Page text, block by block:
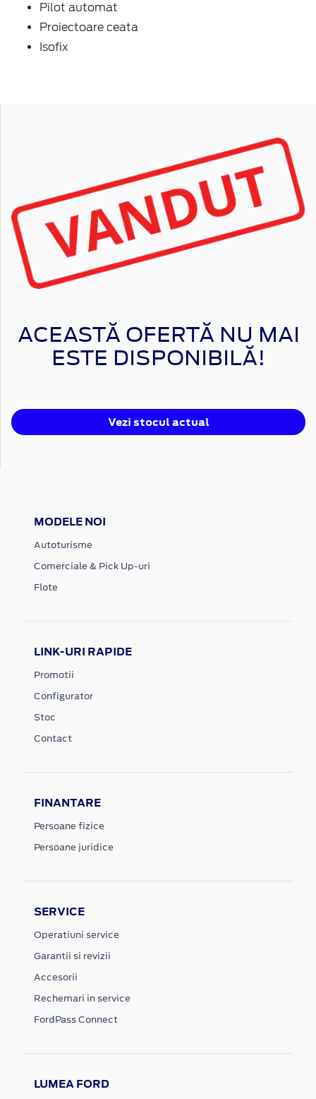
Pilot automat
Proiectoare ceata
Isofix
ACEASTĂ OFERTĂ NU MAI
ESTE DISPONIBILĂ!
Vezi stocul actual
MODELE NOI
Autoturisme
Comerciale & Pick Up-uri
Flote
LINK-URI RAPIDE
Promotii
Configurator
Stoc
Contact
FINANTARE
Persoane fizice
Persoane juridice
SERVICE
Operatiuni service
Garantii si revizii
Accesorii
Rechemari in service
FordPass Connect
LUMEA FORD